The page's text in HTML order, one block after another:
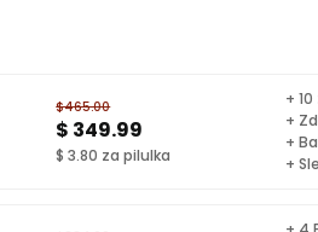
$465.00
$ 349.99
$ 3.80 za pilulka
+
+
+
+